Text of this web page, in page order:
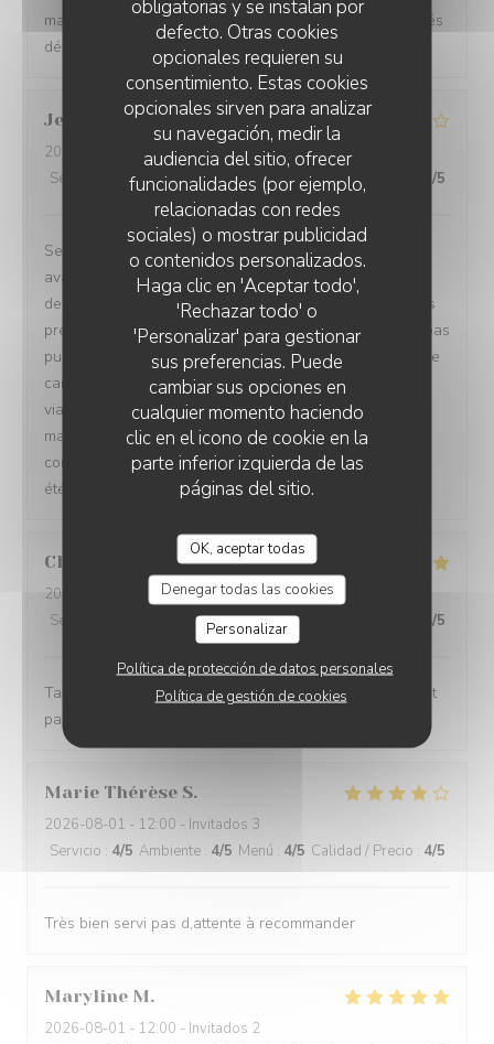
obligatorias y se instalan por
defecto. Otras cookies
opcionales requieren su
consentimiento. Estas cookies
opcionales sirven para analizar
su navegación, medir la
audiencia del sitio, ofrecer
funcionalidades (por ejemplo,
relacionadas con redes
sociales) o mostrar publicidad
o contenidos personalizados.
Haga clic en 'Aceptar todo',
'Rechazar todo' o
'Personalizar' para gestionar
sus preferencias. Puede
cambiar sus opciones en
cualquier momento haciendo
clic en el icono de cookie en la
parte inferior izquierda de las
páginas del sitio.
OK, aceptar todas
Denegar todas las cookies
Personalizar
Política de protección de datos personales
Política de gestión de cookies
malheureusement pas écouté les avis d’amis qui ont étés
déçu aussi une fois.
Jean-Charles D
2026-08-04
- 12:00 - Invitados 12
Servicio
/5 Ambiente: 4/5 Menú:4/5 Calidad / Precio /5
Service trop lent et désorganisé. Plus de 2h d’attente
avant de recevoir les premiers plats… Lorsque les
dernières personnes ont reçu leur plat ( plat du jour) les
premières avaient fini leur plat! Un collègue n’a même pas
pu manger tellement le service était lent. C’est dommage
car les plats étaient bons ( fondue fromage, fondue
viande, tartare et plat du jour. Le cadre est sympa,
manquait un peu de climatisation. Un petit geste
commercial pour l’attente (offrir les cafés par ex.) aurait
été bien perçu.
Christophe
2026-08-01
- 19:30 - Invitados 2
Servicio
Ambiente:5/5 Menú:5/5 4/5
Tartare de bœuf excellent, service impeccable, tout était
parfait . Merci
Marie Thérèse S
2026-08-01 - 12:00 - Invitados 3
Servicio : 4/5 Ambiente : 4/5 Menú : 4/5 Calidad / Precio : 4/5
Très bien servi pas d,attente à recommander
Maryline M
2026-08-01 - 12:00 - Invitados 2
RESTAURANT LA DÉSALPE